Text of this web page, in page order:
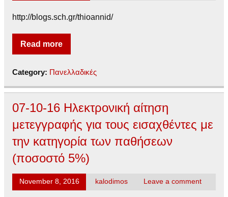
http://blogs.sch.gr/thioannid/
Read more
Category: Πανελλαδικές
07-10-16 Ηλεκτρονική αίτηση
μετεγγραφής για τους εισαχθέντες με
την κατηγορία των παθήσεων
(ποσοστό 5%)
November 8, 2016 kalodimos Leave a comment